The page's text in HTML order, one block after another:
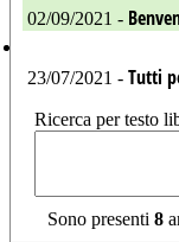
02/09/2021 -
23/07/2021 - Tutti
Ricerca per testo
Sono presenti 8